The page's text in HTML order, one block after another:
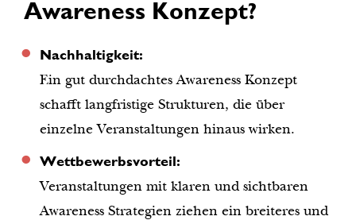
Awareness Konzept?
Nachhaltigkeit:
Ein gut durchdachtes Awareness Konzept
schafft langfristige Strukturen, die über
einzelne Veranstaltungen hinaus wirken.
Wettbewerbsvorteil:
Veranstaltungen mit klaren und sichtbaren
Awareness Strategien ziehen ein breiteres und